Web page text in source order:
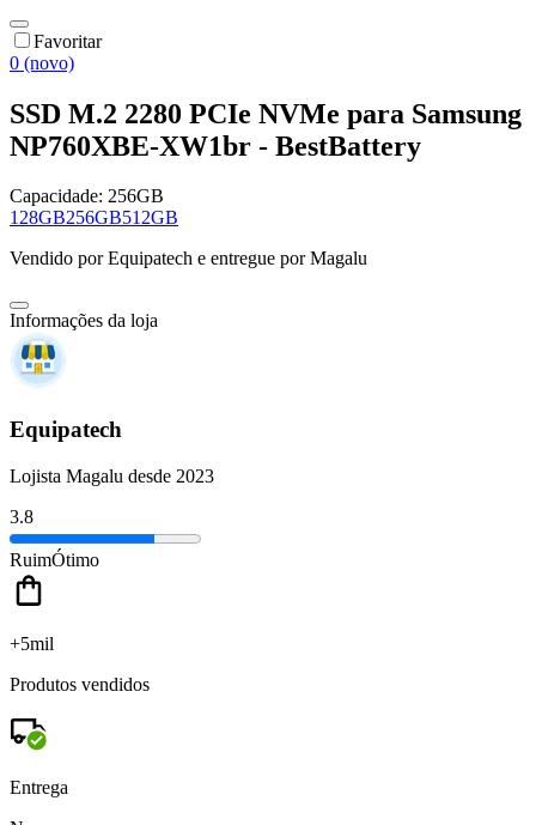
Favoritar
0 (novo)
SSD M.2 2280 PCIe NVMe para Samsung
NP760XBE-XW1br - BestBattery
Capacidade: 256GB
128GB256GB512GB
Vendido porEquipatech e entregue por Magalu
Informações da loja
Equipatech
Lojista Magalu desde 2023
3.8
RuimÓtimo
+5mil
Produtos vendidos
Entrega